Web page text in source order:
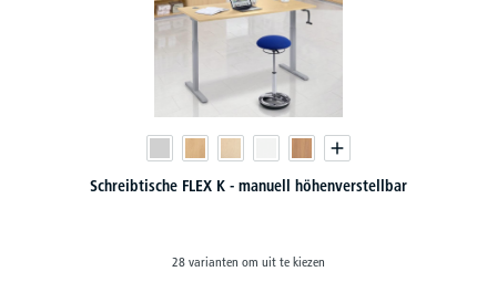
Schreibtische FLEX K - manuell höhenverstellbar
28 varianten om uit te kiezen